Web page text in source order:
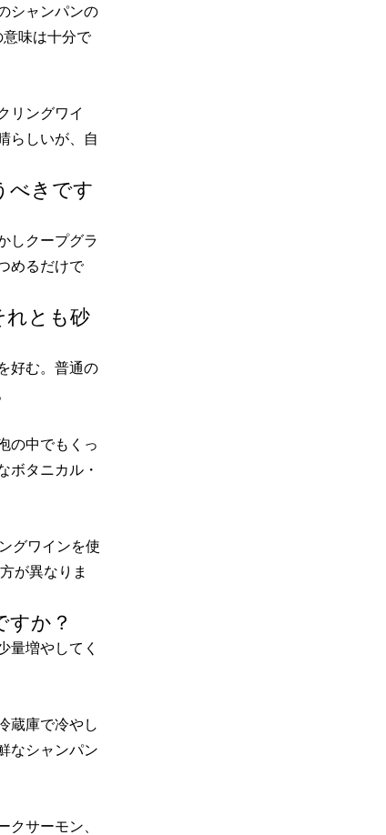
シャンパンの
味は十分で
リングワイ
らしいが、自
べきです
しクープグラ
めるだけで
れとも砂
好む。普通の
の中でもくっ
ボタニカル・
グワインを使
が異なりま
か？
量増やしてく
蔵庫で冷やし
なシャンパン
サーモン、